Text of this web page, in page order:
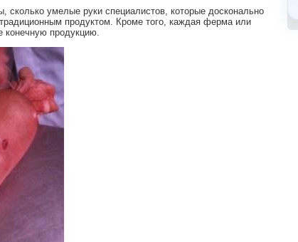
умелые руки специалистов, которые досконально
продуктом. Кроме того, каждая ферма или
конечную продукцию.